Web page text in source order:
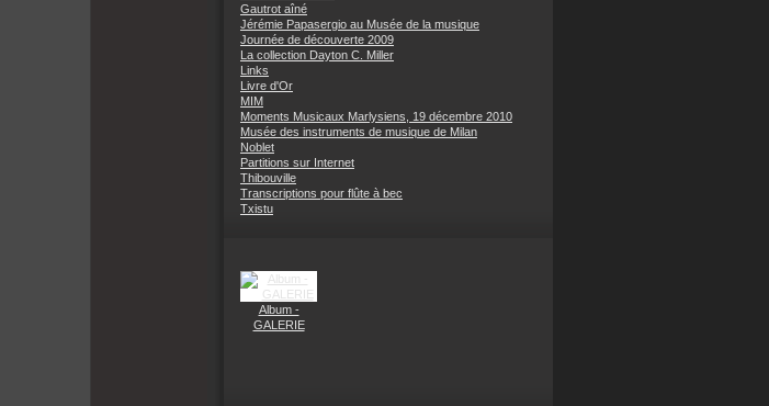
Gautrot aîné
Jérémie Papasergio au Musée de la musique
Journée de découverte 2009
La collection Dayton C. Miller
Links
Livre d'Or
MIM
Moments Musicaux Marlysiens, 19 décembre 2010
Musée des instruments de musique de Milan
Noblet
Partitions sur Internet
Thibouville
Transcriptions pour flûte à bec
Txistu
Album -
GALERIE